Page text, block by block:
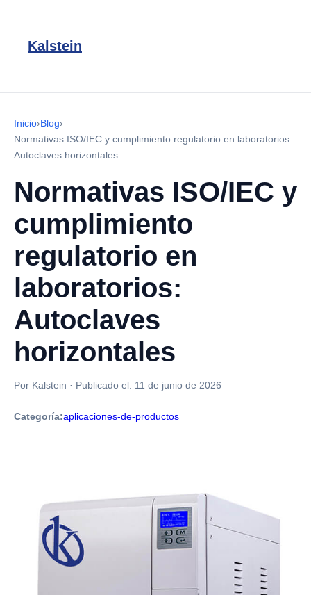
Kalstein
Inicio›Blog›
Normativas ISO/IEC y cumplimiento regulatorio en laboratorios:
Autoclaves horizontales
Normativas ISO/IEC y
cumplimiento
regulatorio en
laboratorios:
Autoclaves
horizontales
Por Kalstein · Publicado el: 11 de junio de 2026
Categoría:aplicaciones-de-productos